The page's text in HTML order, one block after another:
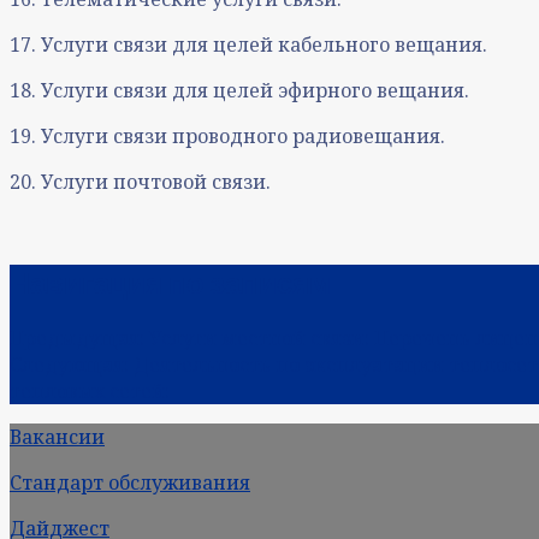
17. Услуги связи для целей кабельного вещания.
18. Услуги связи для целей эфирного вещания.
19. Услуги связи проводного радиовещания.
20. Услуги почтовой связи.
Вакансии
Стандарт обслуживания
Дайджест